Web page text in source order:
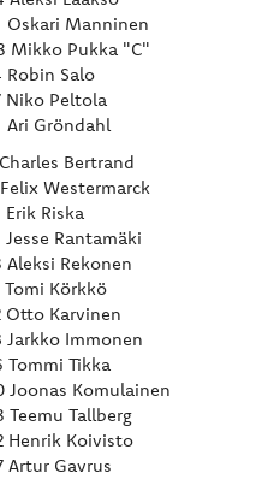
Oskari Manninen
Mikko Pukka "C"
Robin Salo
Niko Peltola
Ari Gröndahl
Bertrand
Westermarck
Erik Riska
Jesse Rantamäki
Aleksi Rekonen
Tomi Körkkö
Otto Karvinen
Jarkko Immonen
Tommi Tikka
Joonas Komulainen
Teemu Tallberg
Henrik Koivisto
Artur Gavrus